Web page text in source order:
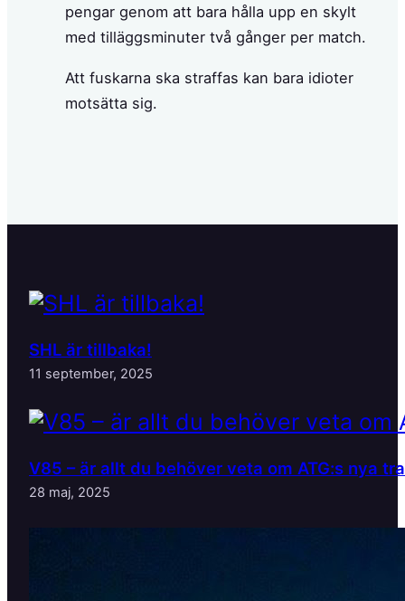
pengar genom att bara hålla upp en skylt
med tilläggsminuter två gånger per match.
Att fuskarna ska straffas kan bara idioter
motsätta sig.
SHL är tillbaka!
11 september, 2025
V85 – är allt du behöver veta om ATG:s nya
28 maj, 2025